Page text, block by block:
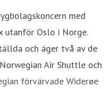
med
utanför Oslo i Norge.
och äger två av de
Air Shuttle och
förvärvade Widerøe